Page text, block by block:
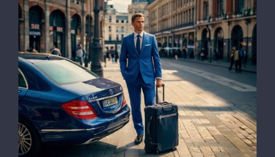
Votre réservation de taxi à lille